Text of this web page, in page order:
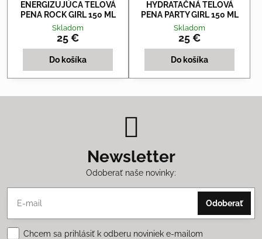
ENERGIZUJÚCA TELOVÁ
PENA ROCK GIRL 150 ML
Skladom
25 €
Do košíka
HYDRATAČNÁ TELOVÁ
PENA PARTY GIRL 150 ML
Skladom
25 €
Do košíka
Newsletter
Odoberať naše novinky:
Odoberať
Chcem sa prihlásiť k odberu noviniek e-mailom